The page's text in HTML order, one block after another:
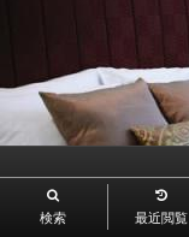
検索 最近閲覧